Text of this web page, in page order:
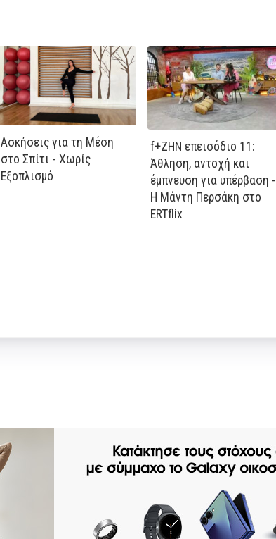
Ασκήσεις για τη Μέση
στο Σπίτι - Χωρίς
Εξοπλισμό
f+ΖΗΝ επεισόδιο 11:
Άθληση, αντοχή και
έμπνευση για υπέρβαση -
Η Μάντη Περσάκη στο
ERTflix